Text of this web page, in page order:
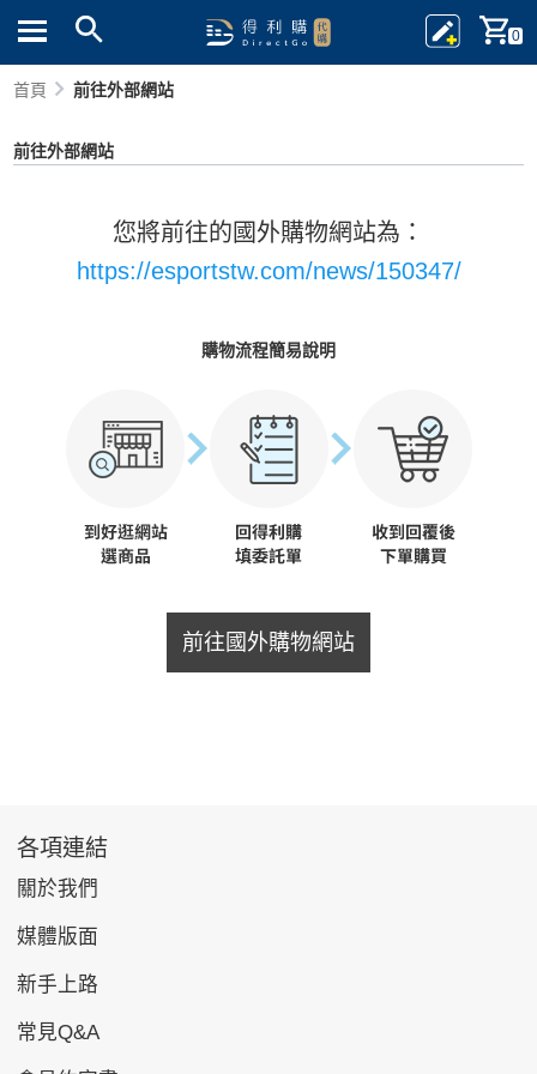
0
首頁 前往外部網站
前往外部網站
您將前往的國外購物網站為：
https://esportstw.com/news/150347/
購物流程簡易說明
前往國外購物網站
各項連結
關於我們
媒體版面
新手上路
常見Q&A